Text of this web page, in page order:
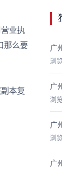
业执
那么要
本复
广
浏
广
浏
广
浏
广